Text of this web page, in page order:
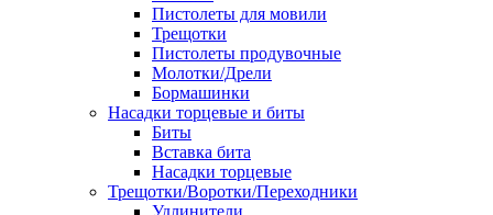
Пистолеты для мовили
Трещотки
Пистолеты продувочные
Молотки/Дрели
Бормашинки
Насадки торцевые и биты
Биты
Вставка бита
Насадки торцевые
Трещотки/Воротки/Переходники
Удлинители